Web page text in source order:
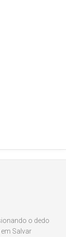
o dedo
Salvar